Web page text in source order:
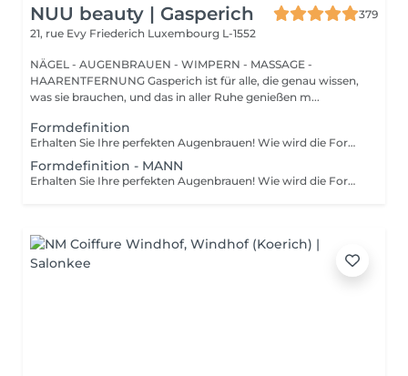
NUU beauty | Gasperich
379
21, rue Evy Friederich Luxembourg L-1552
NÄGEL - AUGENBRAUEN - WIMPERN - MASSAGE -
HAARENTFERNUNG Gasperich ist für alle, die genau wissen,
was sie brauchen, und das in aller Ruhe genießen m...
Formdefinition
Erhalten Sie Ihre perfekten Augenbrauen! Wie wird die Form Definierung durchgeführt? - Beratung (um die perfekte Form und Farbe zu besprechen) - Vorbereitung (Augenbrauen werden gewaschen und markiert) - wachsen (Überschüssige Haare werden mit Wachs entfernt) - zupfen (Überschüssige Haare werden mit einer Pinzette entfernt) - Antiseptikum und Creme werden aufgetragen Altersbeschränkungen: empfohlenes Mindestalter ab 12 Jahren. Empfehlungen nach dem Eingriff: in den ersten 4 Stunden nach dem Eingriff keine Makeup-Produkte auf die Haut in der Nähe der Augenbrauen auftragen. Frequenz: einmal in 3-4 Wochen.
Formdefinition - MANN
Erhalten Sie Ihre perfekten Augenbrauen! Wie wird die Form Definierung durchgeführt? - Beratung (um die perfekte Form und Farbe zu besprechen) - Vorbereitung (Augenbrauen werden gewaschen und markiert) - wachsen (Überschüssige Haare werden mit Wachs entfernt) - zupfen (Überschüssige Haare werden mit einer Pinzette entfernt) - Antiseptikum und Creme werden aufgetragen Altersbeschränkungen: empfohlenes Mindestalter ab 12 Jahren. Empfehlungen nach dem Eingriff: in den ersten 4 Stunden nach dem Eingriff keine Makeup-Produkte auf die Haut in der Nähe der Augenbrauen auftragen. Frequenz: einmal in 3-4 Wochen.